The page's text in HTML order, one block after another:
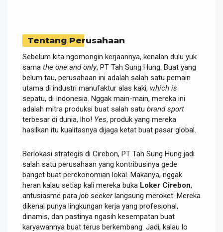
Tentang Perusahaan
Sebelum kita ngomongin kerjaannya, kenalan dulu yuk
sama the one and only, PT Tah Sung Hung. Buat yang
belum tau, perusahaan ini adalah salah satu pemain
utama di industri manufaktur alas kaki, which is
sepatu, di Indonesia. Nggak main-main, mereka ini
adalah mitra produksi buat salah satu brand sport
terbesar di dunia, lho! Yes, produk yang mereka
hasilkan itu kualitasnya dijaga ketat buat pasar global.
Berlokasi strategis di Cirebon, PT Tah Sung Hung jadi
salah satu perusahaan yang kontribusinya gede
banget buat perekonomian lokal. Makanya, nggak
heran kalau setiap kali mereka buka Loker Cirebon,
antusiasme para job seekerlangsung meroket. Mereka
dikenal punya lingkungan kerja yang profesional,
dinamis, dan pastinya ngasih kesempatan buat
karyawannya buat terus berkembang. Jadi, kalau lo